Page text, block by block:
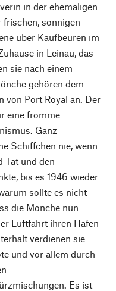
in der ehemaligen
frischen, sonnigen
über Kaufbeuren im
in Leinau, das
sie nach einem
gehören dem
von Port Royal an. Der
eine fromme
Ganz
Schiffchen nie, wenn
Tat und den
bis es 1946 wieder
sollte es nicht
die Mönche nun
Luftfahrt ihren Hafen
verdienen sie
und vor allem durch
Es ist